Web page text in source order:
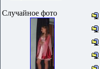
Случайное фото